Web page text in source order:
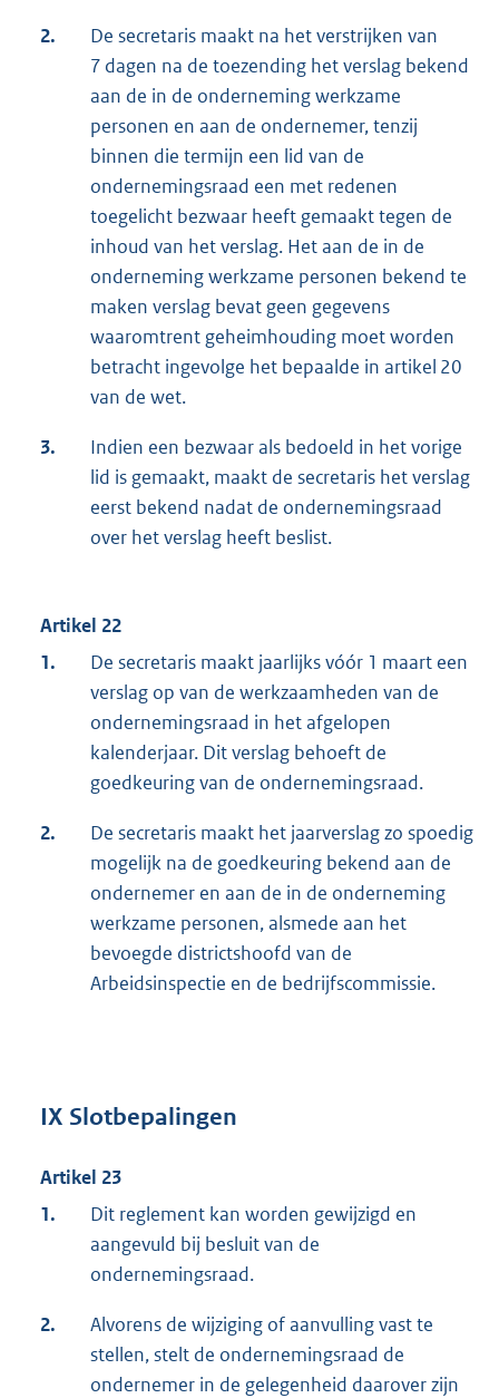
2.
De secretaris maakt na het verstrijken van
7 dagen na de toezending het verslag bekend
aan de in de onderneming werkzame
personen en aan de ondernemer, tenzij
binnen die termijn een lid van de
ondernemingsraad een met redenen
toegelicht bezwaar heeft gemaakt tegen de
inhoud van het verslag. Het aan de in de
onderneming werkzame personen bekend te
maken verslag bevat geen gegevens
waaromtrent geheimhouding moet worden
betracht ingevolge het bepaalde in artikel 20
van de wet.
3.
Indien een bezwaar als bedoeld in het vorige
lid is gemaakt, maakt de secretaris het verslag
eerst bekend nadat de ondernemingsraad
over het verslag heeft beslist.
Artikel 22
1.
De secretaris maakt jaarlijks vóór 1 maart een
verslag op van de werkzaamheden van de
ondernemingsraad in het afgelopen
kalenderjaar. Dit verslag behoeft de
goedkeuring van de ondernemingsraad.
2.
De secretaris maakt het jaarverslag zo spoedig
mogelijk na de goedkeuring bekend aan de
ondernemer en aan de in de onderneming
werkzame personen, alsmede aan het
bevoegde districtshoofd van de
Arbeidsinspectie en de bedrijfscommissie.
IX Slotbepalingen
Artikel 23
1.
Dit reglement kan worden gewijzigd en
aangevuld bij besluit van de
ondernemingsraad.
2.
Alvorens de wijziging of aanvulling vast te
stellen, stelt de ondernemingsraad de
ondernemer in de gelegenheid daarover zijn